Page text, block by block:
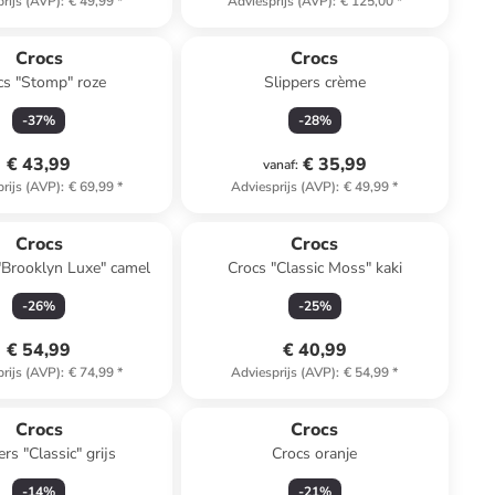
Crocs
"Stomp" roze
-37%
€ 43,99
(AVP): € 69,99*
Crocs
Slippers crème
-28%
vanaf: € 35,99
Adviesprijs (AVP): € 49,99*
Crocs
Luxe" camel
-26%
€ 54,99
(AVP): € 74,99*
Crocs
Crocs "Classic Moss" kaki
-25%
€ 40,99
Adviesprijs (AVP): € 54,99*
Crocs
"Classic" grijs
Crocs
Crocs oranje